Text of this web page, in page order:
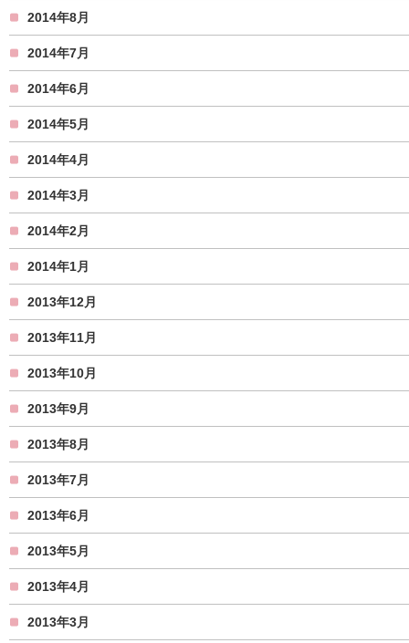
2014年8月
2014年7月
2014年6月
2014年5月
2014年4月
2014年3月
2014年2月
2014年1月
2013年12月
2013年11月
2013年10月
2013年9月
2013年8月
2013年7月
2013年6月
2013年5月
2013年4月
2013年3月